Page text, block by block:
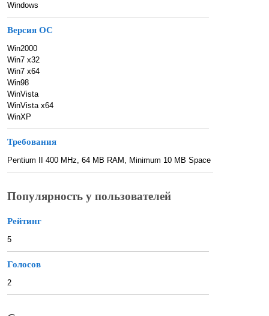
Windows
Версия ОС
Win2000
Win7 x32
Win7 x64
Win98
WinVista
WinVista x64
WinXP
Требования
Pentium II 400 MHz, 64 MB RAM, Minimum 10 MB Space
Популярность у пользователей
Рейтинг
5
Голосов
2